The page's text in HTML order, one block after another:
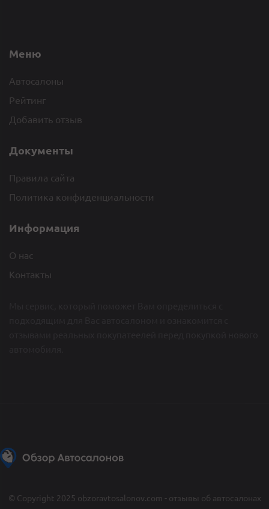
Меню
Автосалоны
Рейтинг
Добавить отзыв
Документы
Правила сайта
Политика конфиденциальности
Информация
О нас
Контакты
© Copyright 2025 obzoravtosalonov.com - отзывы об автосалонах